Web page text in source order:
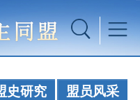
史研究 盟员风采